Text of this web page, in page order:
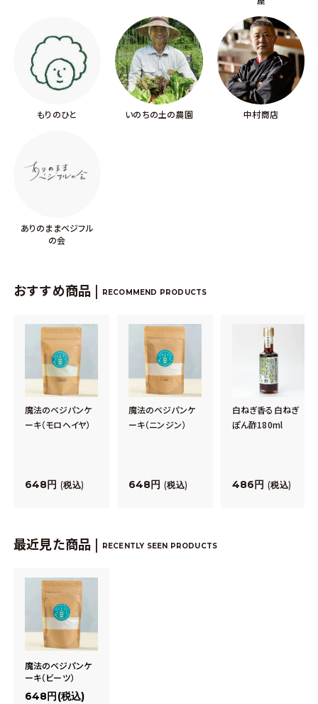
もりのひと いのちの土の農園 中村商店
ありのままベジフル
の会
おすすめ商品 | RECOMMEND PRODUCTS
魔法のベジパンケ
ーキ（モロヘイヤ）
648 税込
魔法のベジパンケ
ーキ（ニンジン）
648 税込
白ねぎ香る白ねぎ
ぽん酢180ml
486 税込
最近見た商品 | RECENTLY SEEN PRODUCTS
魔法のベジパンケ
ーキ（ビーツ）
648円(税込)